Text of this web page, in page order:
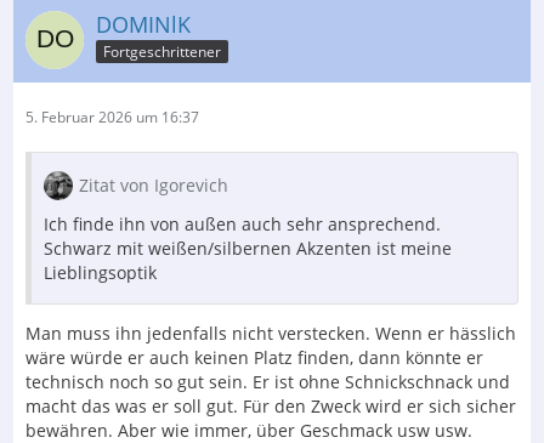
DOMINlK
Fortgeschrittener
5. Februar 2026 um 16:37
Zitat von Igorevich
Ich finde ihn von außen auch sehr ansprechend.
Schwarz mit weißen/silbernen Akzenten ist meine
Lieblingsoptik
Man muss ihn jedenfalls nicht verstecken. Wenn er hässlich
wäre würde er auch keinen Platz finden, dann könnte er
technisch noch so gut sein. Er ist ohne Schnickschnack und
macht das was er soll gut. Für den Zweck wird er sich sicher
bewähren. Aber wie immer, über Geschmack usw usw.